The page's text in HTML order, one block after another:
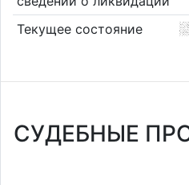
Текущее состояние
СУДЕБНЫЕ